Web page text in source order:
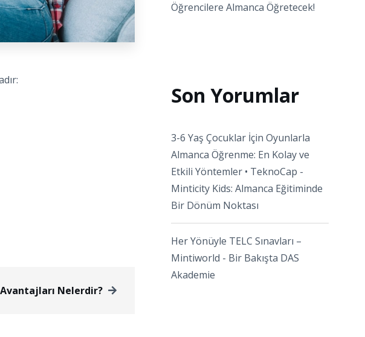
Nelerdir?
Öğrencilere Almanca Öğretecek!
Son Yorumlar
3-6 Yaş Çocuklar İçin Oyunlarla
Almanca Öğrenme: En Kolay ve
Etkili Yöntemler • TeknoCap -
Minticity Kids: Almanca Eğitiminde
Bir Dönüm Noktası
Her Yönüyle TELC Sınavları –
Mintiworld - Bir Bakışta DAS
Akademie